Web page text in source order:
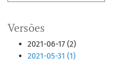
Versões
2021-06-17 (2)
2021-05-31 (1)